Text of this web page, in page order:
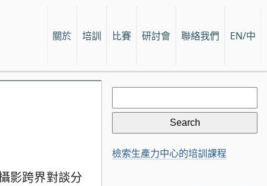
關於 培訓 比賽 研討會 聯絡我們 EN/中
影跨界對談分
Search
for:
檢索生產力中心的培訓課程